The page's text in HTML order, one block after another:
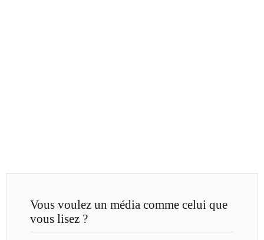
Vous voulez un média comme celui que
vous lisez ?